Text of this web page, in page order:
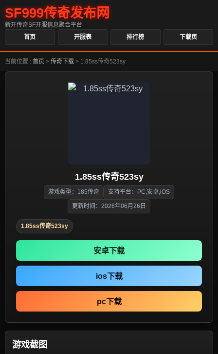
SF999传奇发布网
新开传奇SF开服信息聚合平台
首页
开服表 排行榜 下载页
当前位置 : 首页 > 传奇下载 > 1.85ss传奇523sy
1.85ss传奇523sy
游戏类型：185传奇 支持平台：PC,安卓,iOS
更新时间：2026年06月26日
1.85ss传奇523sy
安卓下载
ios下载
pc下载
游戏截图